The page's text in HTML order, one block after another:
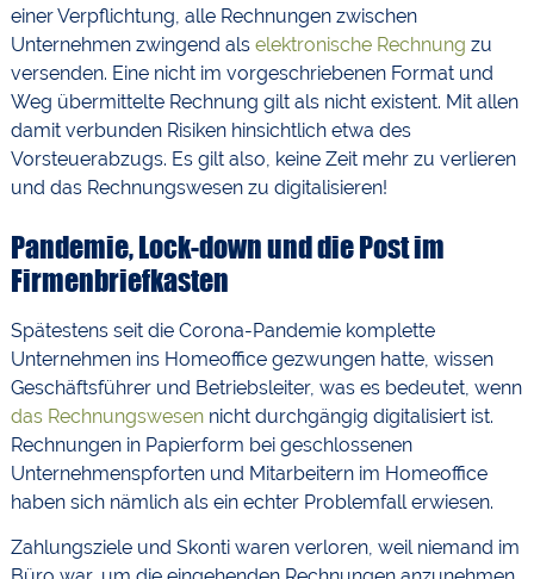
einer Verpflichtung, alle Rechnungen zwischen
Unternehmen zwingend als elektronische Rechnung zu
versenden. Eine nicht im vorgeschriebenen Format und
Weg übermittelte Rechnung gilt als nicht existent. Mit allen
damit verbunden Risiken hinsichtlich etwa des
Vorsteuerabzugs. Es gilt also, keine Zeit mehr zu verlieren
und das Rechnungswesen zu digitalisieren!
Pandemie, Lock-down und die Post im
Firmenbriefkasten
Spätestens seit die Corona-Pandemie komplette
Unternehmen ins Homeoffice gezwungen hatte, wissen
Geschäftsführer und Betriebsleiter, was es bedeutet, wenn
das Rechnungswesennicht durchgängig digitalisiert ist.
Rechnungen in Papierform bei geschlossenen
Unternehmenspforten und Mitarbeitern im Homeoffice
haben sich nämlich als ein echter Problemfall erwiesen.
Zahlungsziele und Skonti waren verloren, weil niemand im